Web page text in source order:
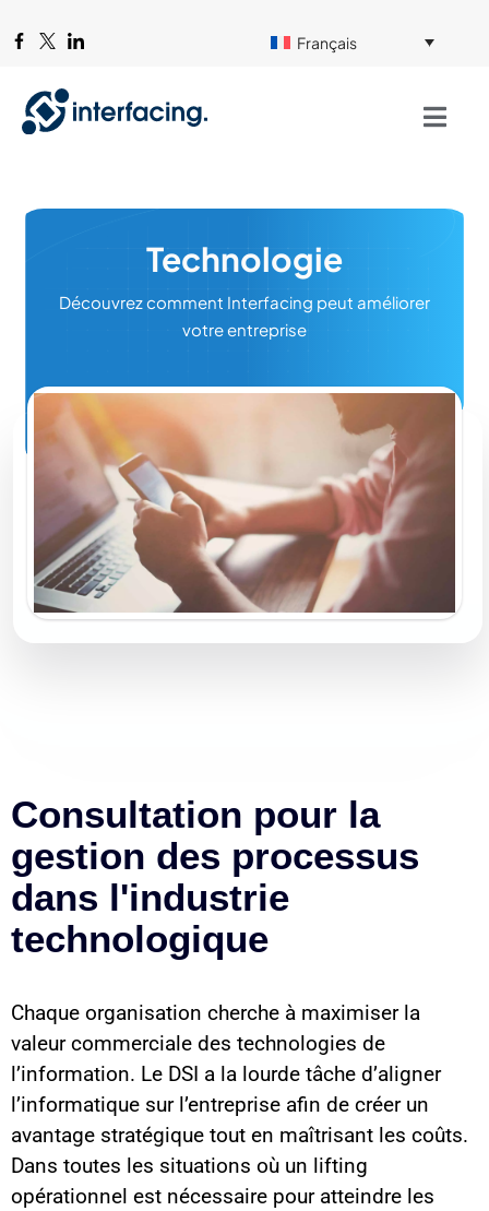
Français
Technologie
Découvrez comment Interfacing peut améliorer
votre entreprise
Consultation pour la
gestion des processus
dans l'industrie
technologique
Chaque organisation cherche à maximiser la
valeur commerciale des technologies de
l’information. Le DSI a la lourde tâche d’aligner
l’informatique sur l’entreprise afin de créer un
avantage stratégique tout en maîtrisant les coûts.
Dans toutes les situations où un lifting
opérationnel est nécessaire pour atteindre les